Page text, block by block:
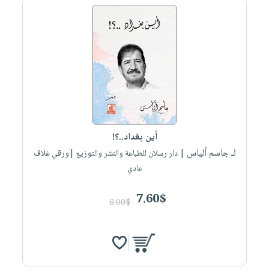
أين بغداد..؟!
لـ جاسم ألياس | دار رسلان للطباعة والنشر والتوزيع |ورقي غلاف
عادي
7.60$
8.00$